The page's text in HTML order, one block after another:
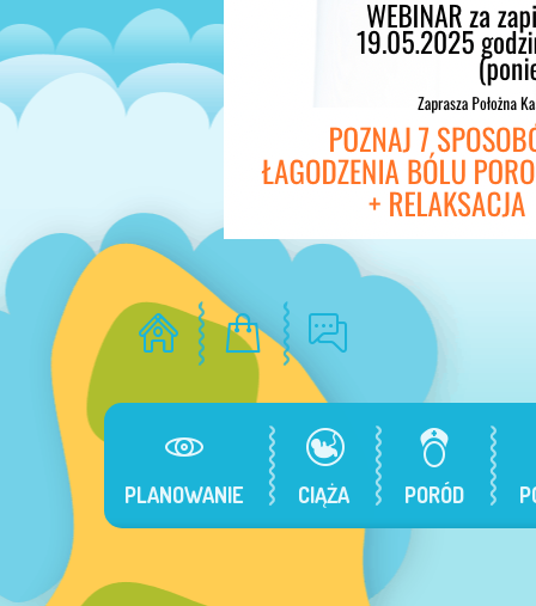
PLANOWANIE CIĄŻA PORÓD